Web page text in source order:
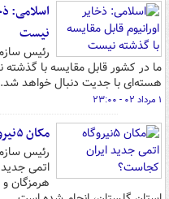
اسلامی:
نیست
رئیس
هسته‌ای با جدیت دنبال خواهد شد.
۱ مرداد ۰۲ - ۲۳:۰۰
مکان ۵نیروگاه اتمی جدید ایران کجاست؟
رئیس
هرمزگان